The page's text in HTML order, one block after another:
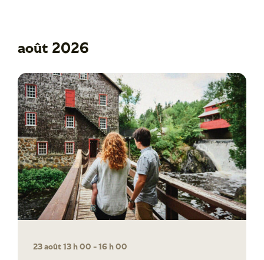
août 2026
23 août 13 h 00 -16 h 00